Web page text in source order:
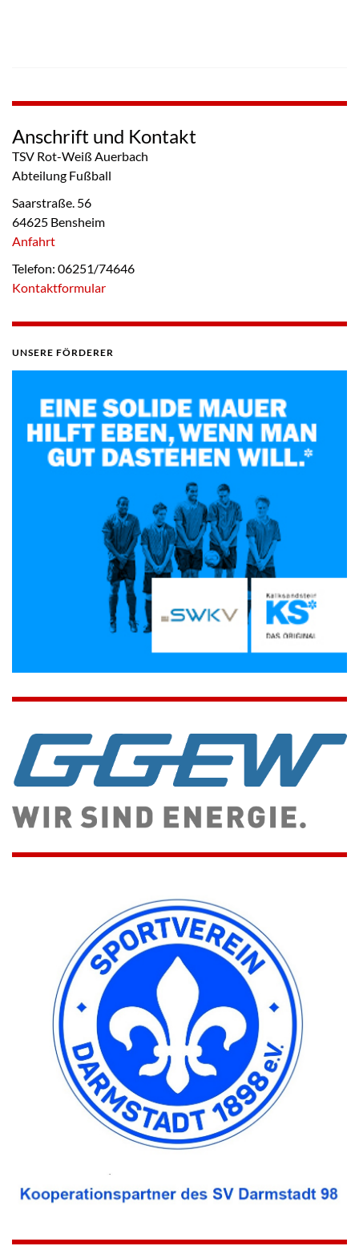
Anschrift und Kontakt
TSV Rot-Weiß Auerbach
Abteilung Fußball
Saarstraße. 56
64625 Bensheim
Anfahrt
Telefon: 06251/74646
Kontaktformular
UNSERE FÖRDERER